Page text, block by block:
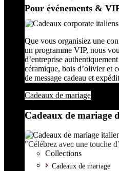
Pour événements &
Que vous organisiez une
un programme VIP, nous
d’entreprise
céramique, bois d’olivier et
de message cadeau et
Cadeaux de mariage
Cadeaux de mariage
"Célébrez avec une touche
Collections
Cadeaux de mariage